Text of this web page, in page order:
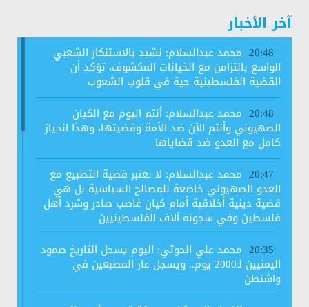
آخر الأخبار
20:48 محمد عبدالسلام: نشيد بالاستنكار الشعبي
الواسع بالتزامن مع الخيانات المكشوف، تؤكد أن
القضية الفلسطينية حية في قلوب الشعوب
20:48 محمد عبدالسلام: أنتم اليوم مع الكيان
الصهيوني وأنتم الآن ضد الأمة وقضيتها، وهذا انحياز
كامل مع العدو ضد قضاياها
20:47 محمد عبدالسلام: لا نعتبر قضية التطبيع مع
العدو الصهيوني خاضعة للمصالح السياسية بل هي
قضية دينية أخلاقية أمام كيان غاصب صادر وشرد أهل
فلسطين وفي سجونه آلاف الفلسطينيين
20:35 محمد علي الحوثي: اليوم يسجل التاريخ صمود
اليمنيين لـ2000 يوم.. ويسجل عار المطبعين في
واشنطن